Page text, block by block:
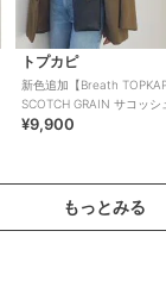
トプカピ
新色追加【Breath
SCOTCH GRAIN サコッシ
スマホショルダーバッグ
¥9,900
もっとみる